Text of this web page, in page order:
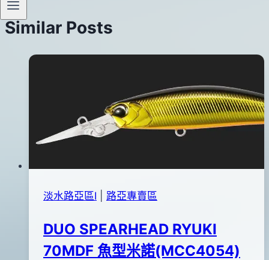
覽
Similar Posts
淡水路亞區Ⅰ 路亞專賣區
DUO SPEARHEAD RYUKI
70MDF 魚型米諾(MCC4054)